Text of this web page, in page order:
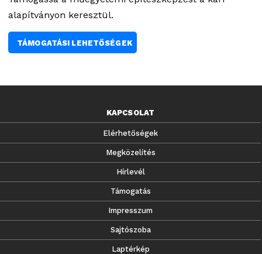
alapítványon keresztül.
TÁMOGATÁSI LEHETŐSÉGEK
KAPCSOLAT
Elérhetőségek
Megközelítés
Hírlevél
Támogatás
Impresszum
Sajtószoba
Laptérkép